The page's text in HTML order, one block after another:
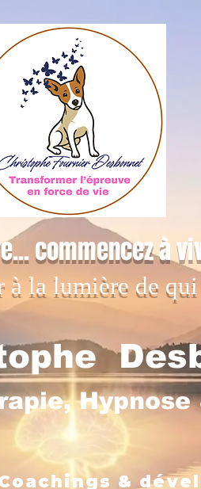
commencez à
la lumière de
&